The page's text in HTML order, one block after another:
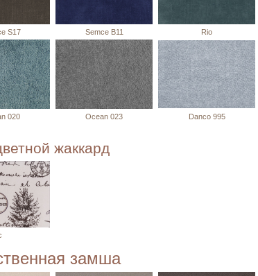
S17 Semce B11 Rio
020 Ocean 023 Danco 995
жаккард
замша